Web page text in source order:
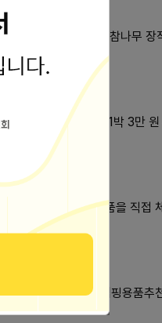
라입구의 모습이다. 참나무 장
다는 점이었습니다. 1박 3만
아니라 다양한 제품을 직접
샵 #송도캠핑샵 #캠핑용품추